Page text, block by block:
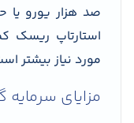
صد هزار یورو یا
استارتاپ ریسک
مورد نیاز بیشتر
مزایای سرمایه